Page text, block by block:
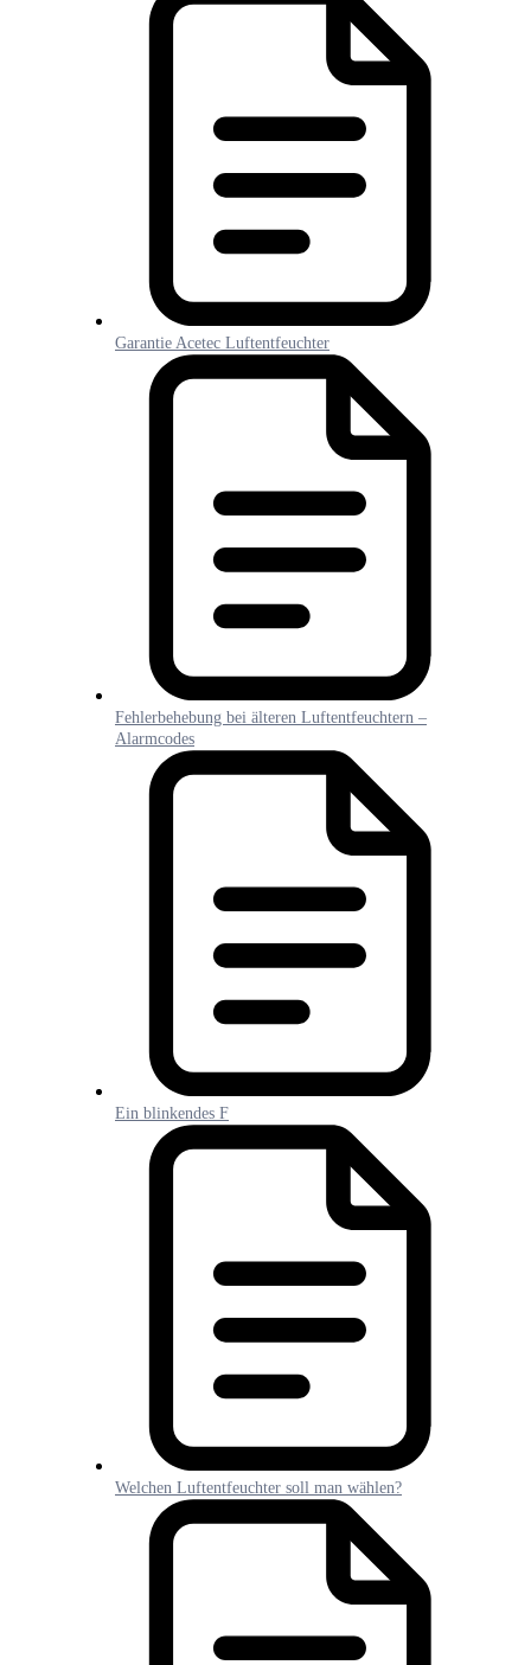
Garantie Acetec Luftentfeuchter
Fehlerbehebung bei älteren Luftentfeuchtern –
Alarmcodes
Ein blinkendes F
Welchen Luftentfeuchter soll man wählen?